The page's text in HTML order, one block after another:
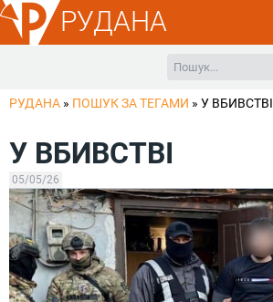
РУДАНА
РУДАНА » ПОШУК ЗА ТЕГАМИ » У ВБИВСТВІ
У ВБИВСТВІ
05/05/26